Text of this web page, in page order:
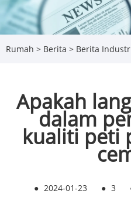
Rumah > Berita > Berita
Apakah
dalam
kualiti peti
● 2024-01-23 ● 3